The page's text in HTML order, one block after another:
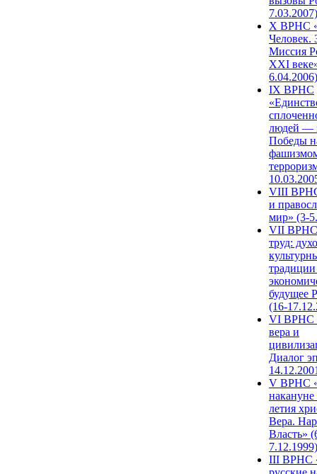
7.03.2007)
X ВРНС
Человек.
Миссия
XXI
6.04.2006)
IX ВРНС
людей —
Победы
VIII
и
мир» (3-
VII ВРНС
труд:
будущее
(16-
VI ВРНС
вера и
Диалог
V ВРНС
накануне
летия
Вера.
Власть»
7.12.1999)
III ВРНС